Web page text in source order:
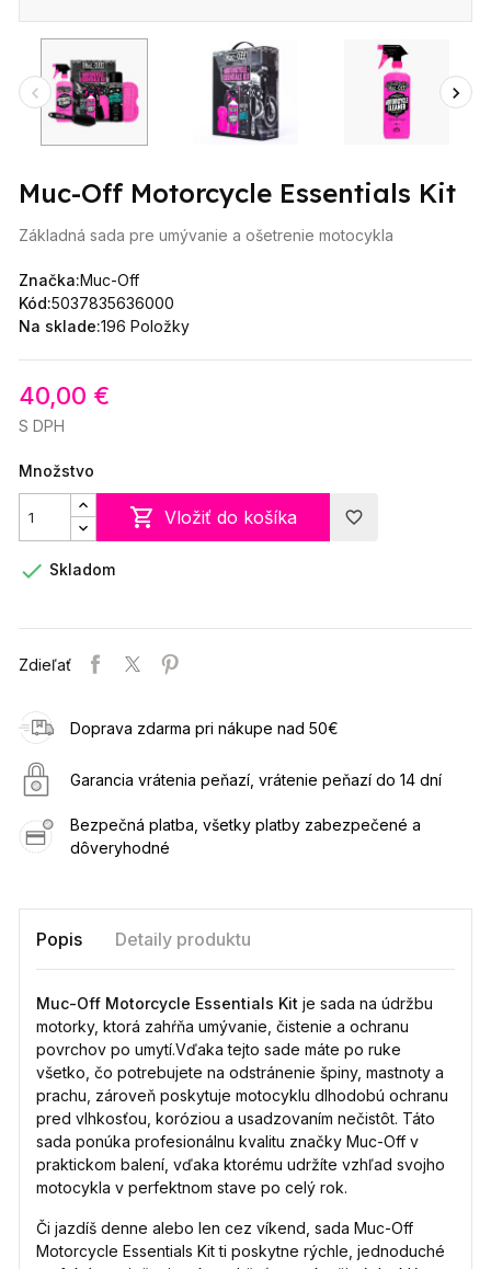
Muc-Off Motorcycle Essentials Kit
Základná sada pre umývanie a ošetrenie motocykla
Značka:Muc-Off
Kód:5037835636000
Na sklade:196 Položky
40,00 €
S DPH
Množstvo
 Vložiť do košíka favorite_border
 Skladom
Zdieľať
Doprava zdarma pri nákupe nad 50€
Garancia vrátenia peňazí, vrátenie peňazí do 14 dní
Bezpečná platba, všetky platby zabezpečené a
dôveryhodné
Popis Detaily produktu
Muc-Off Motorcycle Essentials Kit je sada na údržbu
motorky, ktorá zahŕňa umývanie, čistenie a ochranu
povrchov po umytí.Vďaka tejto sade máte po ruke
všetko, čo potrebujete na odstránenie špiny, mastnoty a
prachu, zároveň poskytuje motocyklu dlhodobú ochranu
pred vlhkosťou, koróziou a usadzovaním nečistôt. Táto
sada ponúka profesionálnu kvalitu značky Muc-Off v
praktickom balení, vďaka ktorému udržíte vzhľad svojho
motocykla v perfektnom stave po celý rok.
Či jazdíš denne alebo len cez víkend, sada Muc-Off
Motorcycle Essentials Kit ti poskytne rýchle, jednoduché